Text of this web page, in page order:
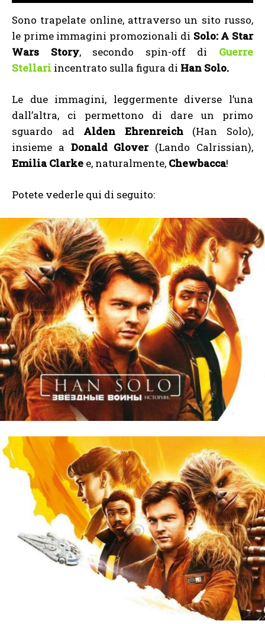
Sono trapelate online, attraverso un sito russo,
le prime immagini promozionali di Solo: A Star
Wars Story, secondo spin-off di Guerre
Stellari incentrato sulla figura di Han Solo.
Le due immagini, leggermente diverse l’una
dall’altra, ci permettono di dare un primo
sguardo ad Alden Ehrenreich(Han Solo),
insieme a Donald Glover(Lando Calrissian),
Emilia Clarke e, naturalmente, Chewbacca!
Potete vederle qui di seguito: